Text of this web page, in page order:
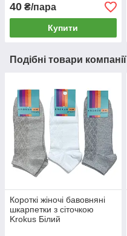
40 ₴/пара
Купити
Подібні товари компанії
Короткі жіночі бавовняні
шкарпетки з сіточкою
Krokus Білий